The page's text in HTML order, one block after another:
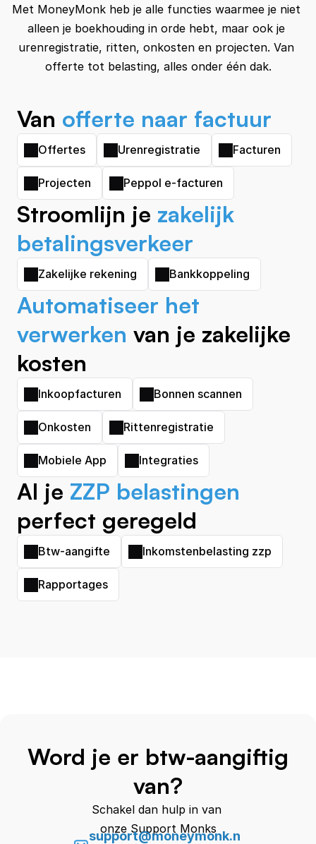
Met MoneyMonk heb je alle functies waarmee je niet
alleen je boekhouding in orde hebt, maar ook je
urenregistratie, ritten, onkosten en projecten. Van
Van offerte naar factuur
Offertes Urenregistratie Facturen
Projecten Peppol e-facturen
Stroomlijn je zakelijk
betalingsverkeer
Zakelijke rekening Bankkoppeling
Automatiseer het
verwerken van je zakelijke
kosten
Inkoopfacturen Bonnen scannen
Onkosten Rittenregistratie
Mobiele App Integraties
Al je ZZP belastingen
perfect geregeld
Btw-aangifte Inkomstenbelasting zzp
Rapportages
Word je er btw-aangiftig
van?
Schakel dan hulp in van
onze Support Monks
support@moneymonk.n